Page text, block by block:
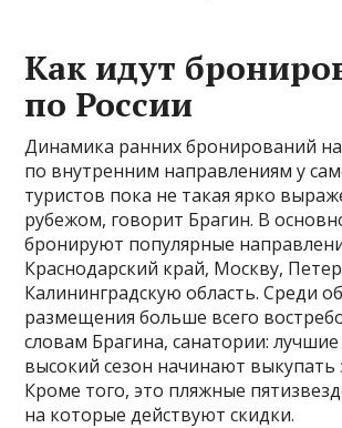
Как идут
по России
Динамика ранних бронирований
по внутренним направлениям у
туристов пока не такая ярко
рубежом, говорит Брагин. В
бронируют популярные
Краснодарский край, Москву,
Калининградскую область. Среди
размещения больше всего
словам Брагина, санатории:
высокий сезон начинают выкупать
Кроме того, это пляжные
на которые действуют скидки.